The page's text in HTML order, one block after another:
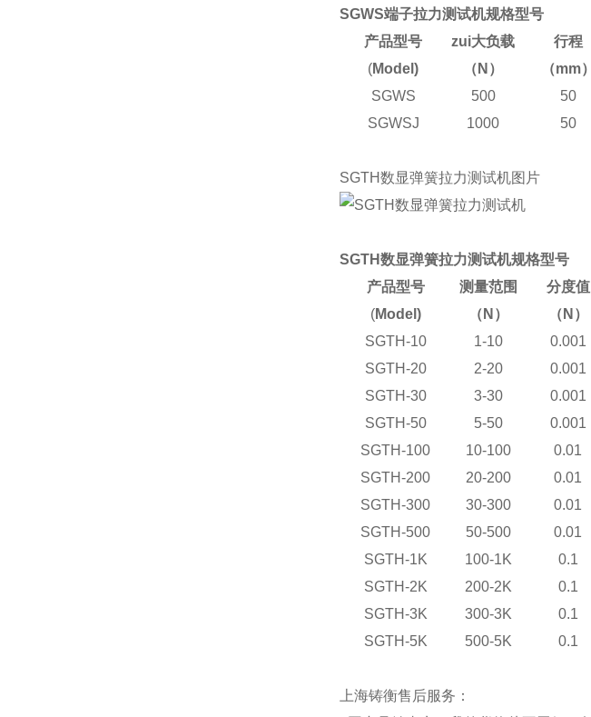
SGWS端子拉力测试机规格型号
产品型号
(Model)
zui大负载
（N）
行程
（mm）
SGWS
500 50
SGWSJ
1000 50
SGTH数显弹簧拉力测试机图片
SGTH数显弹簧拉力测试机规格型号
产品型号
(Model)
测量范围
（N）
分度值
（N）
SGTH-10
1-10
0.001
SGTH-20 2-20
0.001
SGTH-30
3-30
0.001
SGTH-50
5-50 0.001
SGTH-100 10-100
0.01
SGTH-200
20-200
0.01
SGTH-300
30-300
0.01
SGTH-500
50-500
0.01
SGTH-1K
100-1K 0.1
SGTH-2K 200-2K
0.1
SGTH-3K
300-3K
0.1
SGTH-5K
500-5K 0.1
上海铸衡售后服务：